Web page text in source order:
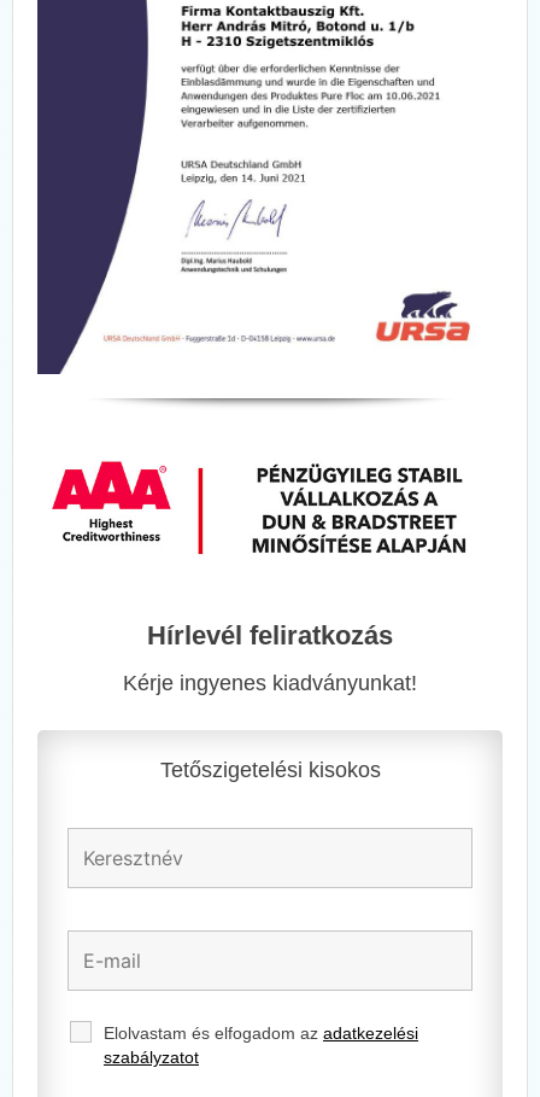
Hírlevél feliratkozás
Kérje ingyenes kiadványunkat!
Tetőszigetelési kisokos
Elolvastam és elfogadom az adatkezelési
szabályzatot